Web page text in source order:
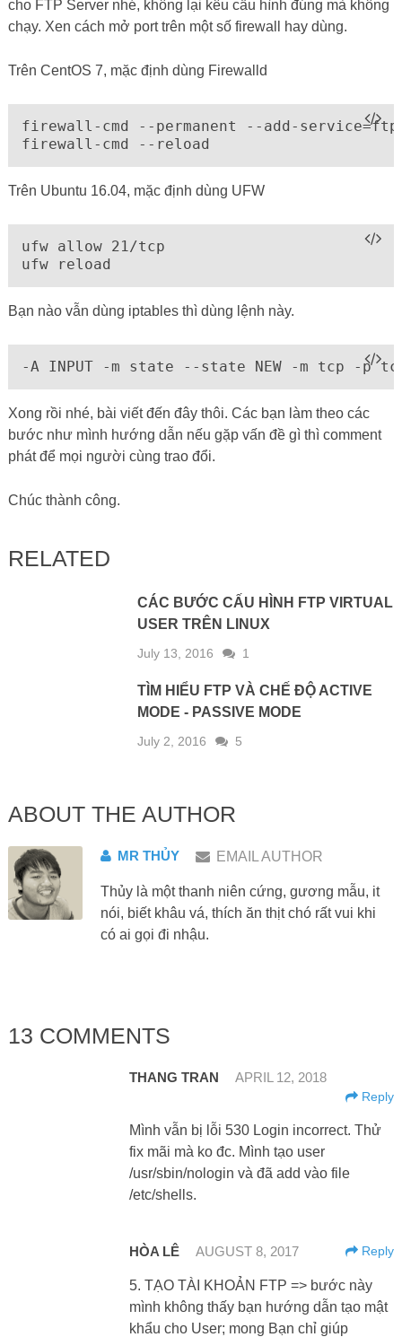
cho FTP Server nhé, không lại kêu cấu hình đúng mà không
chạy. Xen cách mở port trên một số firewall hay dùng.
Trên CentOS 7, mặc định dùng Firewalld
firewall-cmd --permanent --add-service=ftp
firewall-cmd --reload
Trên Ubuntu 16.04, mặc định dùng UFW
ufw allow 21/tcp
ufw reload
Bạn nào vẫn dùng iptables thì dùng lệnh này.
-A INPUT -m state --state NEW -m tcp -p
Xong rồi nhé, bài viết đến đây thôi. Các bạn làm theo các
bước như mình hướng dẫn nếu gặp vấn đề gì thì comment
phát để mọi người cùng trao đổi.
Chúc thành công.
RELATED
CÁC BƯỚC CẤU HÌNH FTP VIRTUAL
USER TRÊN LINUX
July 13, 2016 1
TÌM HIỂU FTP VÀ CHẾ ĐỘ ACTIVE
MODE - PASSIVE MODE
July 2, 2016 5
ABOUT THE AUTHOR
MR THỦY EMAIL AUTHOR
Thủy là một thanh niên cứng, gương mẫu, it
nói, biết khâu vá, thích ăn thịt chó rất vui khi
có ai gọi đi nhậu.
13 COMMENTS
THANG TRAN APRIL 12, 2018
Reply
Mình vẫn bị lỗi 530 Login incorrect. Thử
fix mãi mà ko đc. Mình tạo user
/usr/sbin/nologin và đã add vào file
/etc/shells.
HÒA LÊ AUGUST 8, 2017 Reply
5. TẠO TÀI KHOẢN FTP => bước này
mình không thấy bạn hướng dẫn tạo mật
khẩu cho User; mong Bạn chỉ giúp